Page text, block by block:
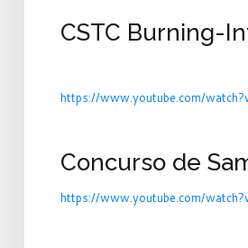
CSTC Burning-
https://www.youtube.com/
Concurso de
https://www.youtube.com/